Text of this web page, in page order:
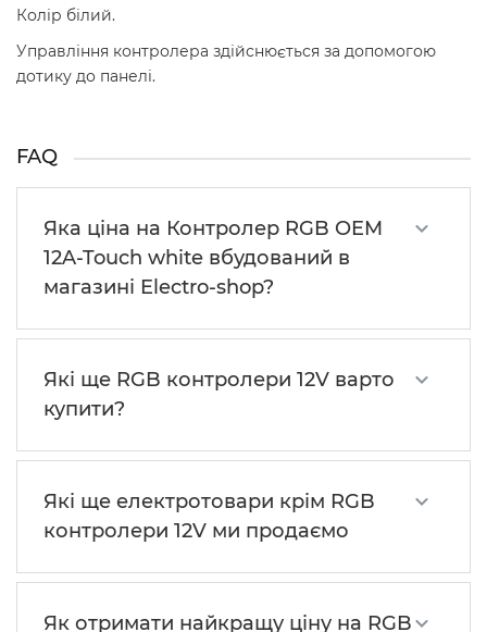
Колір білий.
Управління контролера здійснюється за допомогою
дотику до панелі.
FAQ
Яка ціна на Контролер RGB OEM
12A-Touch white вбудований в
магазині Electro-shop?
Які ще RGB контролери 12V варто
купити?
Які ще електротовари крім RGB
контролери 12V ми продаємо
Як отримати найкращу ціну на RGB